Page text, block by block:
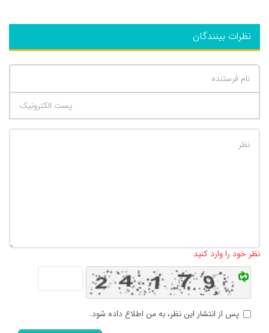
نظرات بینندگان
نظر خود را وارد کنید
پس از انتشار این نظر، به من اطلاع داده شود.